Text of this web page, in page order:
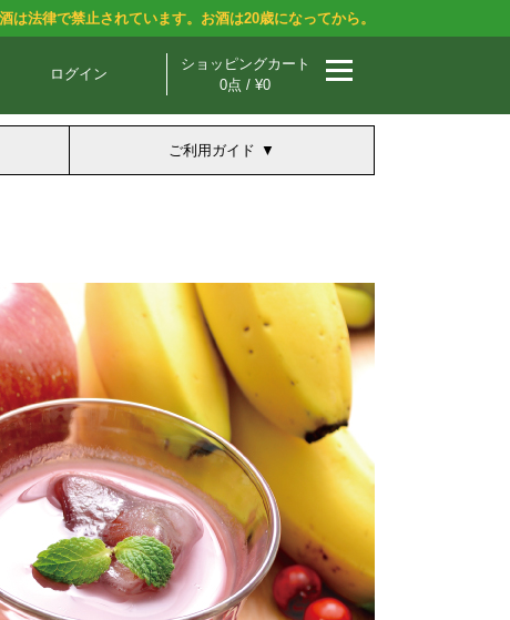
は法律で禁止されています。お酒は20歳になってから。
ログイン
ショッピングカート
0点 / ¥0
ご利用ガイド